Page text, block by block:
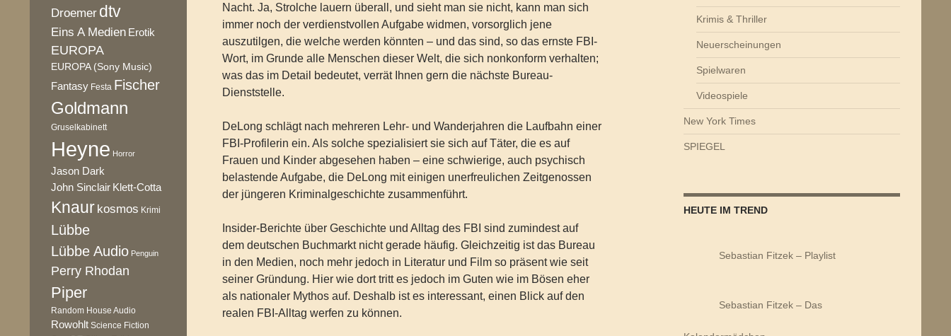
Nacht. Ja, Strolche lauern überall, und sieht man sie nicht, kann man sich
immer noch der verdienstvollen Aufgabe widmen, vorsorglich jene
auszutilgen, die welche werden könnten – und das sind, so das ernste FBI-
Wort, im Grunde alle Menschen dieser Welt, die sich nonkonform verhalten;
was das im Detail bedeutet, verrät Ihnen gern die nächste Bureau-
Dienststelle.
DeLong schlägt nach mehreren Lehr- und Wanderjahren die Laufbahn einer
FBI-Profilerin ein. Als solche spezialisiert sie sich auf Täter, die es auf
Frauen und Kinder abgesehen haben – eine schwierige, auch psychisch
belastende Aufgabe, die DeLong mit einigen unerfreulichen Zeitgenossen
der jüngeren Kriminalgeschichte zusammenführt.
Insider-Berichte über Geschichte und Alltag des FBI sind zumindest auf
dem deutschen Buchmarkt nicht gerade häufig. Gleichzeitig ist das Bureau
in den Medien, noch mehr jedoch in Literatur und Film so präsent wie seit
seiner Gründung. Hier wie dort tritt es jedoch im Guten wie im Bösen eher
als nationaler Mythos auf. Deshalb ist es interessant, einen Blick auf den
realen FBI-Alltag werfen zu können.
Krimis & Thriller
Neuerscheinungen
Spielwaren
Videospiele
New York Times
SPIEGEL
HEUTE IM TREND
Sebastian Fitzek – Playlist
Sebastian Fitzek – Das
Droemer dtv
Eins A Medien Erotik
EUROPA
EUROPA (Sony Music)
Fantasy Festa Fischer
Goldmann
Gruselkabinett
Heyne Horror
Jason Dark
John Sinclair Klett-Cotta
Knaur kosmos Krimi
Lübbe
Lübbe Audio Penguin
Perry Rhodan
Piper
Random House Audio
Rowohlt Science Fiction